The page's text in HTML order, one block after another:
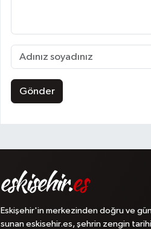
Gönder
Eskişehir'in merkezinden doğru ve
sunan eskisehir.es, şehrin zengin